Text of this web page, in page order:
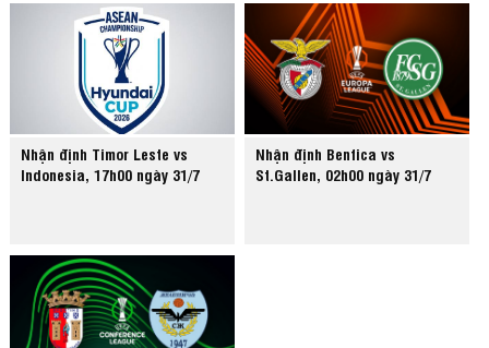
Nhận định Timor Leste vs
Indonesia, 17h00 ngày 31/7
Nhận định Benfica vs
St.Gallen, 02h00 ngày 31/7